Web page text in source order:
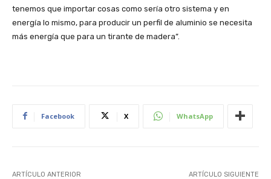
tenemos que importar cosas como sería otro sistema y en
energía lo mismo, para producir un perfil de aluminio se necesita
más energía que para un tirante de madera”.
Facebook X WhatsApp
ARTÍCULO ANTERIOR ARTÍCULO SIGUIENTE